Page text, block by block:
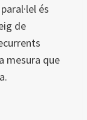
és
de
mesura que